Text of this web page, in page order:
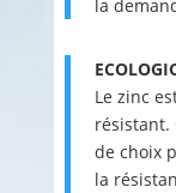
la
Le zinc
résistant.
de choix
la